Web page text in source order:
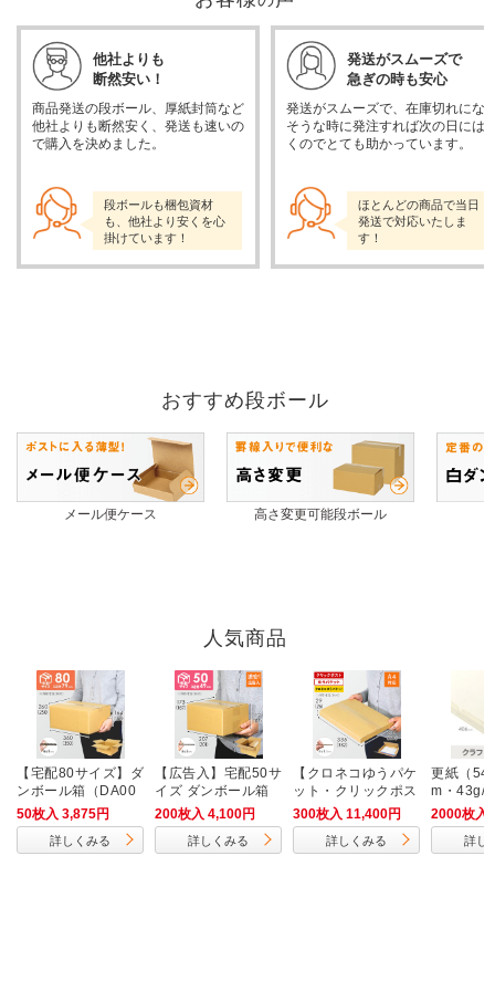
他社よりも
断然安い！
商品発送の段ボール、厚紙封筒など
他社よりも断然安く、発送も速いの
で購入を決めました。
段ボールも梱包資材
も、他社より安くを心
掛けています！
発送がスムーズで
急ぎの時も安心
発送がスムーズで、在庫切れにな
そうな時に発注すれば次の日には
くのでとても助かっています。
ほとんどの商品で当日
発送で対応いたしま
す！
おすすめ段ボール
メール便ケース 高さ変更可能段ボール
人気商品
【宅配80サイズ】ダ
ンボール箱（DA00
4）
50枚入 3,875円
詳しくみる
【広告入】宅配50サ
イズ ダンボール箱
200枚入 4,100円
詳しくみる
【クロネコゆうパケ
ット・クリックポス
ト・ゆうパケット】
厚さ3cm・ヤッコ型
ケース（A4サイ
300枚入 11,400円
詳しくみる
更紙（
m・43g/
2000枚入
詳し